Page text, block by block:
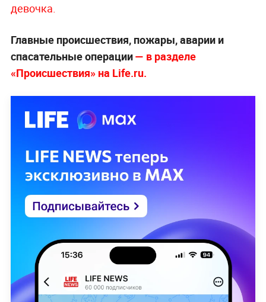
девочка.
Главные происшествия, пожары, аварии и
спасательные операции— в разделе
«Происшествия» на Life.ru.